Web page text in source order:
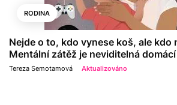
RODINA
Nejde o to, kdo vynese koš, ale kdo
Mentální zátěž je neviditelná
Tereza Semotamová Aktualizováno